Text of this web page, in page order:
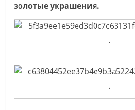
золотые украшения.
.
.